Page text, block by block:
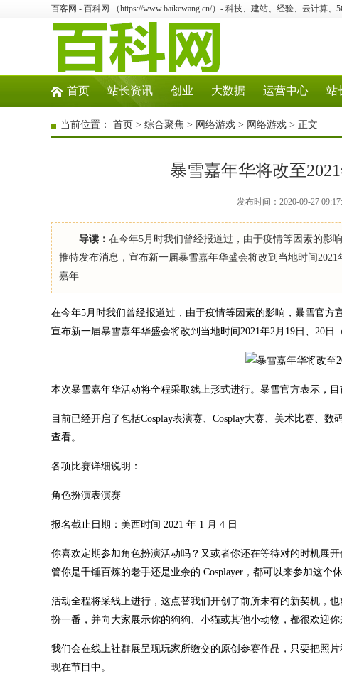
百客网 - 百科网 （https://www.baikewang.cn/）- 科技、建站、经验、云计算、
首页 站长资讯 创业 大数据 运营中心 站
当前位置： 首页 > 综合聚焦 > 网络游戏 > 网络游戏 > 正文
暴雪嘉年华将改至
发布时间：2020-09-27
导读： 在今年5月时我们曾经报道过，由于疫情等因素的影
推特发布消息，宣布新一届暴雪嘉年华盛会将改到当地时间
嘉年
在今年5月时我们曾经报道过，由于疫情等因素的影响，暴雪官方
宣布新一届暴雪嘉年华盛会将改到当地时间2021年2月19日、20日
本次暴雪嘉年华活动将全程采取线上形式进行。暴雪官方表示，
目前已经开启了包括Cosplay表演赛、Cosplay大赛、美术比赛、
查看。
各项比赛详细说明：
角色扮演表演赛
报名截止日期：美西时间 2021 年 1 月 4 日
你喜欢定期参加角色扮演活动吗？又或者你还在等待对的时机展
管你是千锤百炼的老手还是业余的 Cosplayer，都可以来参加这个
活动全程将采线上进行，这点替我们开创了前所未有的新契机，
扮一番，并向大家展示你的狗狗、小猫或其他小动物，都很欢迎你
我们会在线上社群展呈现玩家所缴交的原创参赛作品，只要把照
现在节目中。